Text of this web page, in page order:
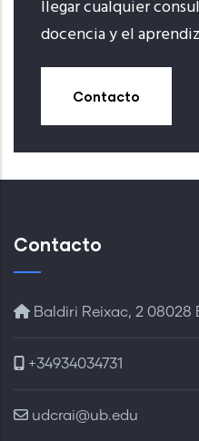
llegar cualquier
docencia y el
Contacto
Contacto
Baldiri Reixac, 2 08028
+34934034731
udcrai@ub.edu